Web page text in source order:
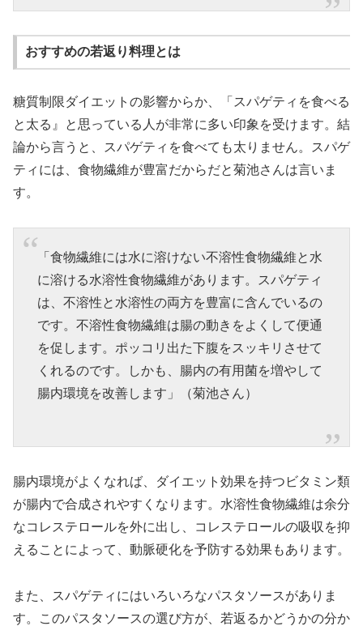
おすすめの若返り料理とは
糖質制限ダイエットの影響からか、「スパゲティを食べる
と太る』と思っている人が非常に多い印象を受けます。結
論から言うと、スパゲティを食べても太りません。スパゲ
ティには、食物繊維が豊富だからだと菊池さんは言いま
す。
「食物繊維には水に溶けない不溶性食物繊維と水
に溶ける水溶性食物繊維があります。スパゲティ
は、不溶性と水溶性の両方を豊富に含んでいるの
です。不溶性食物繊維は腸の動きをよくして便通
を促します。ポッコリ出た下腹をスッキリさせて
くれるのです。しかも、腸内の有用菌を増やして
腸内環境を改善します」（菊池さん）
腸内環境がよくなれば、ダイエット効果を持つビタミン類
が腸内で合成されやすくなります。水溶性食物繊維は余分
なコレステロールを外に出し、コレステロールの吸収を抑
えることによって、動脈硬化を予防する効果もあります。
また、スパゲティにはいろいろなパスタソースがありま
す。このパスタソースの選び方が、若返るかどうかの分か